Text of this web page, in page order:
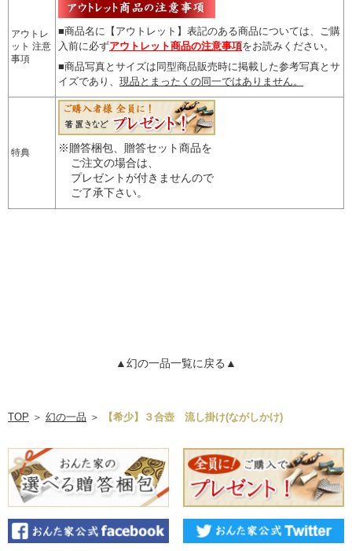
アウトレ
ット 注意
事項
■商品名に【アウトレット】表記のある商品については、
ご購
入前に必ずアウトレット商品の注意事項をお読みください。
■商品写真とサイズは同型商品販売時に掲載した参考写真とサ
イズであり、 現品とまったくの同一ではありません。
特典
※贈答梱包、贈答セット商品を
ご注文の場合は、
プレゼントが付きませんので
ご了承下さい。
▲幻の一品一覧に戻る▲
TOP ＞ 幻の一品 ＞ 【希少】３合壺 流し掛け(ながしかけ)